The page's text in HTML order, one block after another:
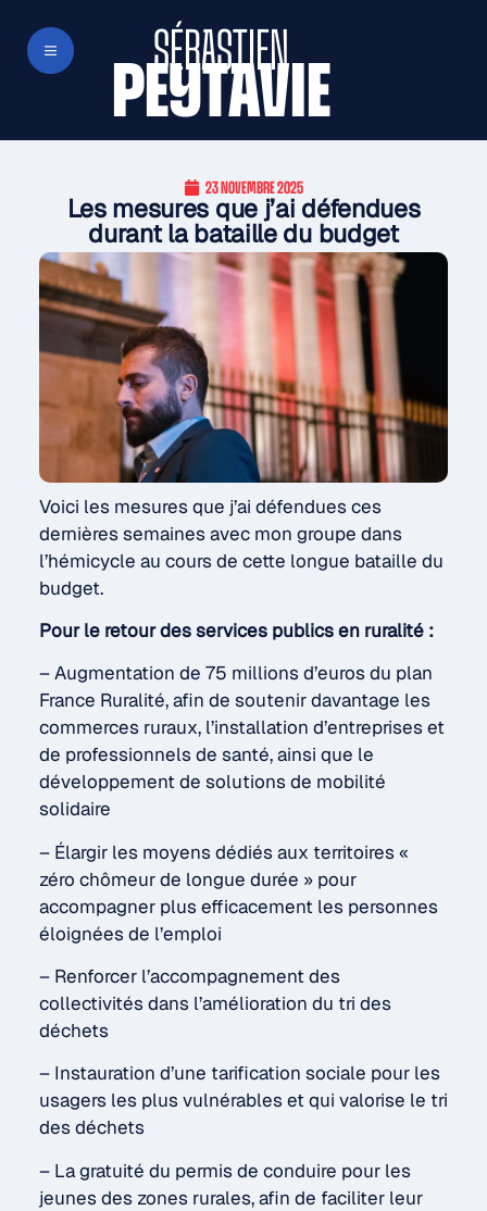
SÉBASTIEN
PEYTAVIE
23 NOVEMBRE 2025
Les mesures que j’ai défendues
durant la bataille du budget
Voici les mesures que j’ai défendues ces
dernières semaines avec mon groupe dans
l’hémicycle au cours de cette longue bataille du
budget.
Pour le retour des services publics en ruralité :
–Augmentation de 75 millions d’euros du plan
France Ruralité, afin de soutenir davantage les
commerces ruraux, l’installation d’entreprises et
de professionnels de santé, ainsi que le
développement de solutions de mobilité
solidaire
– Élargir les moyens dédiés aux territoires «
zéro chômeur de longue durée » pour
accompagner plus efficacement les personnes
éloignées de l’emploi
– Renforcer l’accompagnement des
collectivités dans l’amélioration du tri des
déchets
– Instauration d’une tarification sociale pour les
usagers les plus vulnérables et qui valorise le tri
des déchets
– La gratuité du permis de conduire pour les
jeunes des zones rurales, afin de faciliter leur